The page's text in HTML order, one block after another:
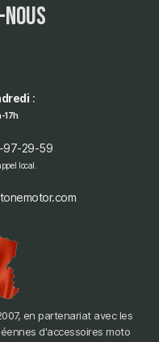
:
17h
97-29-59
local.
en partenariat avec les
d'accessoires moto